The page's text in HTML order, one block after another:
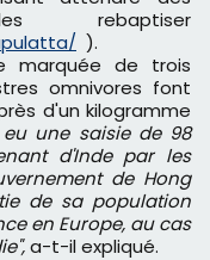
rebaptiser
).
marquée de trois
omnivores font
d'un kilogramme
eu une saisie de 98
d'Inde par les
de Hong
de sa population
en Europe, au cas
a-t-il expliqué.